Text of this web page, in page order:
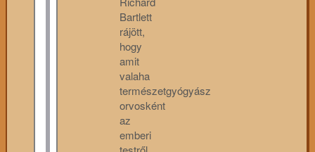
Bartlett
rájött,
hogy
amit
valaha
természetgyógyász
orvosként
az
emberi